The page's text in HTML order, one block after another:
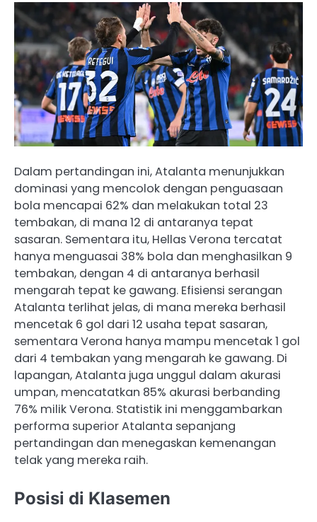
Dalam pertandingan ini, Atalanta menunjukkan
dominasi yang mencolok dengan penguasaan
bola mencapai 62% dan melakukan total 23
tembakan, di mana 12 di antaranya tepat
sasaran. Sementara itu, Hellas Verona tercatat
hanya menguasai 38% bola dan menghasilkan 9
tembakan, dengan 4 di antaranya berhasil
mengarah tepat ke gawang. Efisiensi serangan
Atalanta terlihat jelas, di mana mereka berhasil
mencetak 6 gol dari 12 usaha tepat sasaran,
sementara Verona hanya mampu mencetak 1 gol
dari 4 tembakan yang mengarah ke gawang. Di
lapangan, Atalanta juga unggul dalam akurasi
umpan, mencatatkan 85% akurasi berbanding
76% milik Verona. ​Statistik ini menggambarkan
performa superior Atalanta sepanjang
pertandingan dan menegaskan kemenangan
telak yang mereka raih.​
Posisi di Klasemen